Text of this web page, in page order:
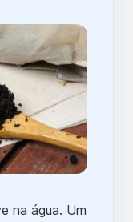
na água. Um